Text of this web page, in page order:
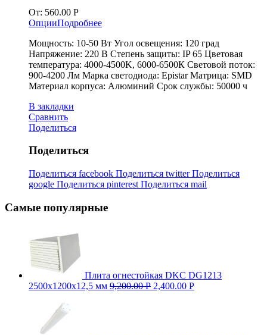
От: 560.00 Р
ОпцииПодробнее
Мощность: 10-50 Вт Угол освещения: 120 град
Напряжение: 220 В Степень защиты: IP 65 Цветовая
температура: 4000-4500K, 6000-6500К Световой поток:
900-4200 Лм Марка светодиода: Epistar Матрица: SMD
Материал корпуса: Алюминий Срок службы: 50000 ч
В закладки
Сравнить
Поделиться
Поделиться
Поделиться facebook Поделиться twitterПоделиться
google Поделиться pinterest Поделиться mail
Самые популярные
Плита огнестойкая DKC DG1213
2500х1200х12,5 мм 9,200.00Р 2,400.00 Р